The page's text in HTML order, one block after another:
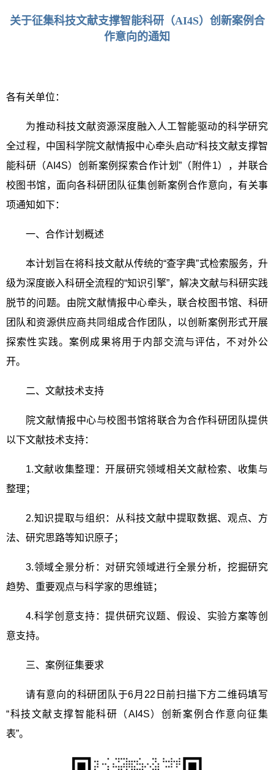
关于征集科技文献支撑智能科研（AI4S）创新案例合
作意向的通知
各有关单位：
为推动科技文献资源深度融入人工智能驱动的科学研究
全过程，中国科学院文献情报中心牵头启动“科技文献支撑智
能科研（AI4S）创新案例探索合作计划”（附件1），并联合
校图书馆，面向各科研团队征集创新案例合作意向，有关事
项通知如下：
一、合作计划概述
本计划旨在将科技文献从传统的“查字典”式检索服务，升
级为深度嵌入科研全流程的“知识引擎”，解决文献与科研实践
脱节的问题。由院文献情报中心牵头，联合校图书馆、科研
团队和资源供应商共同组成合作团队，以创新案例形式开展
探索性实践。案例成果将用于内部交流与评估，不对外公
开。
二、文献技术支持
院文献情报中心与校图书馆将联合为合作科研团队提供
以下文献技术支持：
1.文献收集整理：开展研究领域相关文献检索、收集与
整理；
2.知识提取与组织：从科技文献中提取数据、观点、方
法、研究思路等知识原子；
3.领域全景分析：对研究领域进行全景分析，挖掘研究
趋势、重要观点与科学家的思维链；
4.科学创意支持：提供研究议题、假设、实验方案等创
意支持。
三、案例征集要求
请有意向的科研团队于6月 22 日前扫描下方二维码填写
“科技文献支撑智能科研（AI4S）创新案例合作意向征集
表”。